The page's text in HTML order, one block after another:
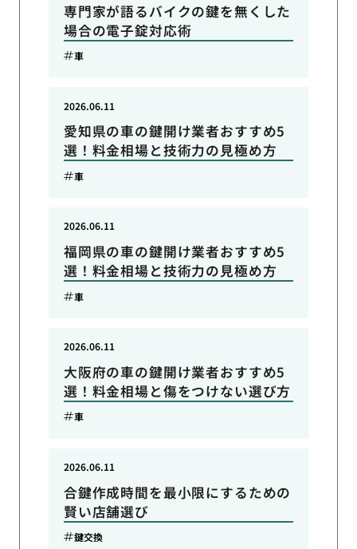
専門家が語るバイクの鍵を無くした
場合の電子錠対応術
車
愛知県の車の鍵開け業者おすすめ5
選！料金相場と技術力の見極め方
2026.06.11
車
福岡県の車の鍵開け業者おすすめ5
選！料金相場と技術力の見極め方
2026.06.11
車
大阪府の車の鍵開け業者おすすめ5
選！料金相場と傷をつけない選び方
2026.06.11
車
合鍵作成時間を最小限にするための
賢い店舗選び
2026.06.11
鍵交換